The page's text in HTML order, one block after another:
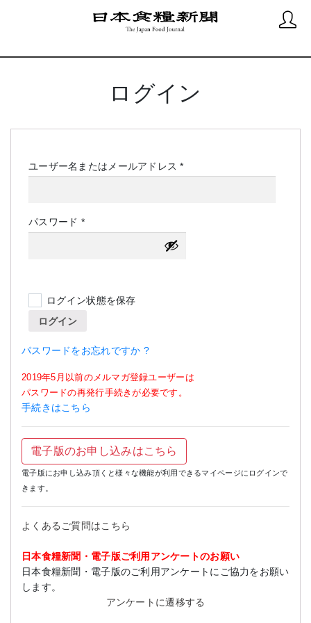
ログイン
ユーザー名またはメールアドレス*必
パスワード *必
須
ログイン状態を保存
ログイン
パスワードをお忘れですか ?
2019年5月以前のメルマガ登録ユーザーは
パスワードの再発行手続きが必要です。
手続きはこちら
電子版のお申し込みはこちら
電子版にお申し込み頂くと様々な機能が利用できるマイページにログインで
きます。
よくあるご質問はこちら
日本食糧新聞・電子版ご利用アンケートのお願い
日本食糧新聞・電子版のご利用アンケートにご協力をお願い
します。
アンケートに遷移する